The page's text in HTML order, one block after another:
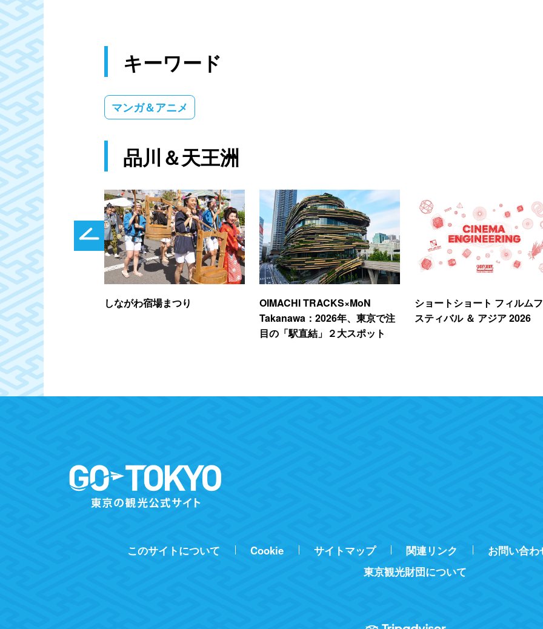
キーワード
マンガ＆アニメ
品川＆天王洲
しながわ宿場まつり
OIMACHI TRACKS×MoN
Takanawa：2026年、東京で注
目の「駅直結」２大スポット
ショートショート フィルム
スティバル ＆ アジア 2026
このサイトについて Cookie サイトマップ 関連リンク
お問い合わ
東京観光財団について